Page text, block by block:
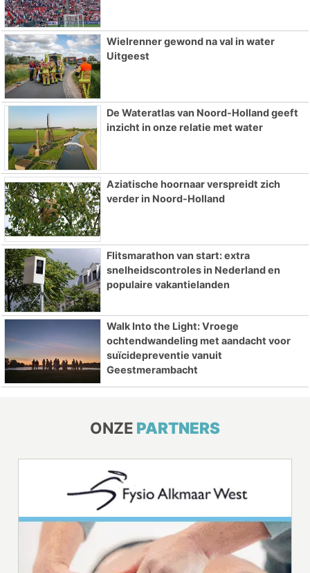
Wielrenner gewond na val in water
Uitgeest
De Wateratlas van Noord-Holland geeft
inzicht in onze relatie met water
Aziatische hoornaar verspreidt zich
verder in Noord-Holland
Flitsmarathon van start: extra
snelheidscontroles in Nederland en
populaire vakantielanden
Walk Into the Light: Vroege
ochtendwandeling met aandacht voor
suïcidepreventie vanuit
Geestmerambacht
ONZE PARTNERS